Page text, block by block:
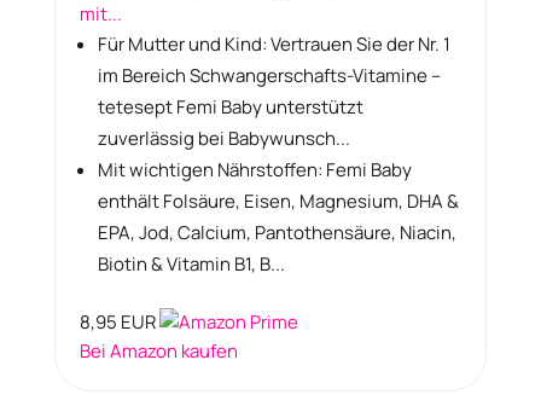
mit...
Für Mutter und Kind: Vertrauen Sie der Nr. 1
im Bereich Schwangerschafts-Vitamine –
tetesept Femi Baby unterstützt
zuverlässig bei Babywunsch...
Mit wichtigen Nährstoffen: Femi Baby
enthält Folsäure, Eisen, Magnesium, DHA &
EPA, Jod, Calcium, Pantothensäure, Niacin,
Biotin & Vitamin B1, B...
8,95 EUR
Bei Amazon kaufen